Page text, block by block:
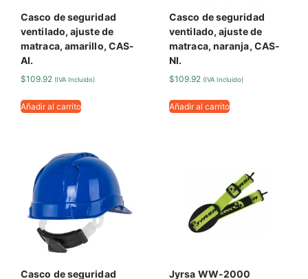
Casco de seguridad
ventilado, ajuste de
matraca, amarillo, CAS-
AI.
$109.92 (IVA Incluido)
Añadir al carrito
Casco de seguridad
ventilado, ajuste de
matraca, naranja, CAS-
NI.
$109.92 (IVA Incluido)
Añadir al carrito
Casco de seguridad
Jyrsa WW-2000